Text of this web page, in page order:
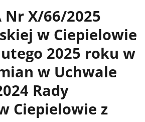
Nr X/66/2025
w Ciepielowie
2025 roku w
w Uchwale
Rady
Ciepielowie z